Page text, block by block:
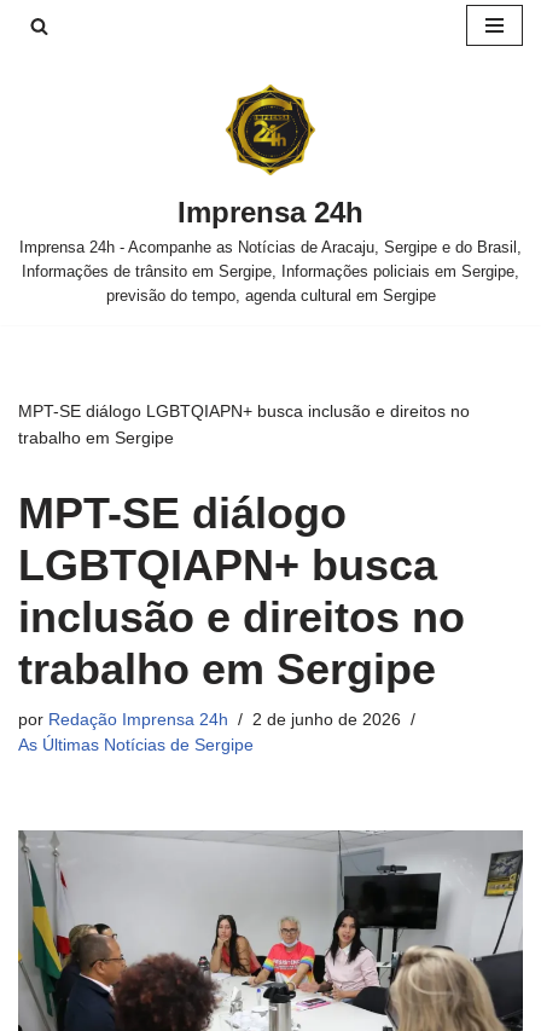
Imprensa 24h
Imprensa 24h - Acompanhe as Notícias de Aracaju, Sergipe e do Brasil,
Informações de trânsito em Sergipe, Informações policiais em Sergipe,
previsão do tempo, agenda cultural em Sergipe
MPT-SE diálogo LGBTQIAPN+ busca inclusão e direitos no
trabalho em Sergipe
MPT-SE diálogo
LGBTQIAPN+ busca
inclusão e direitos no
trabalho em Sergipe
por Redação Imprensa 24h
2 de junho de 2026
As Últimas Notícias de Sergipe